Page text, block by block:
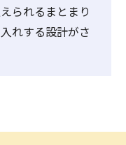
られるまとまり
れする設計がさ